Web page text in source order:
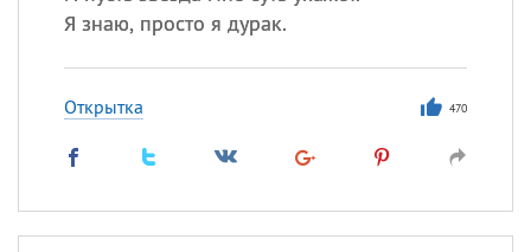
Я знаю, просто я дурак.
Открытка 470